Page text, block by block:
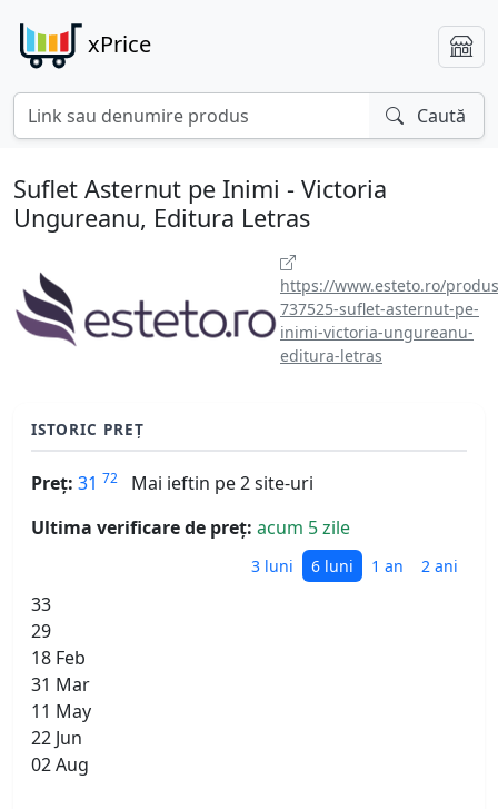
xPrice
Caută
Suflet Asternut pe Inimi - Victoria
Ungureanu, Editura Letras
https://www.esteto.ro/
737525-suflet-asternut-pe-
inimi-victoria-ungureanu-
editura-letras
ISTORIC PREȚ
Preț: 31 72
Mai ieftin pe 2 site-uri
Ultima verificare de preț: acum 5 zile
3 luni 6 luni 1 an 2 ani
33
29
18 Feb
31 Mar
11 May
22 Jun
02 Aug